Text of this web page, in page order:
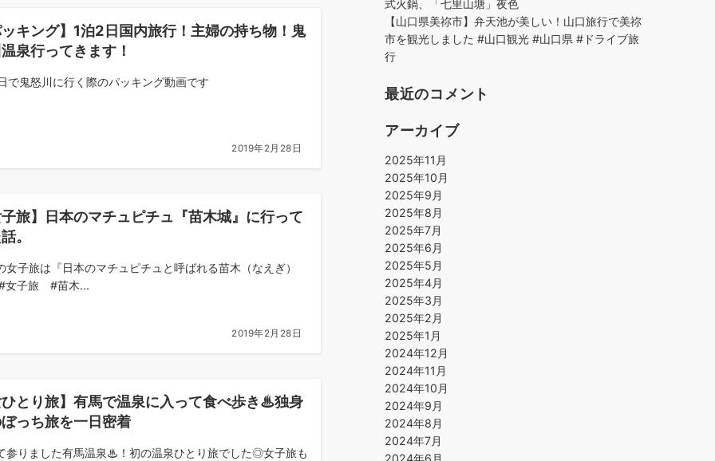
キング】1泊2日国内旅行！主婦の持ち物！鬼
泉行ってきます！
で鬼怒川に行く際のパッキング動画です
2019年2月28日
旅】日本のマチュピチュ『苗木城』に行って
。
女子旅は『日本のマチュピチュと呼ばれる苗木（なえぎ）
女子旅 #苗木...
2019年2月28日
とり旅】有馬で温泉に入って食べ歩き♨︎独身
っち旅を一日密着
参りました有馬温泉♨︎！初の温泉ひとり旅でした◎女子旅も
式火鍋、「七里山塘」夜色
【山口県美祢市】弁天池が美しい！山口旅行で美祢
市を観光しました #山口観光 #山口県 #ドライブ旅
行
最近のコメント
アーカイブ
2025年11月
2025年10月
2025年9月
2025年8月
2025年7月
2025年6月
2025年5月
2025年4月
2025年3月
2025年2月
2025年1月
2024年12月
2024年11月
2024年10月
2024年9月
2024年8月
2024年7月
2024年6月